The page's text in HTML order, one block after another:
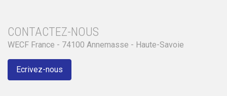
CONTACTEZ-NOUS
WECF France - 74100 Annemasse - Haute-Savoie
Ecrivez-nous